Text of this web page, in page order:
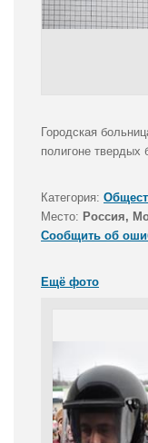
Городская
полигоне
Категория:
Место: Россия,
Сообщить об
Ещё фото